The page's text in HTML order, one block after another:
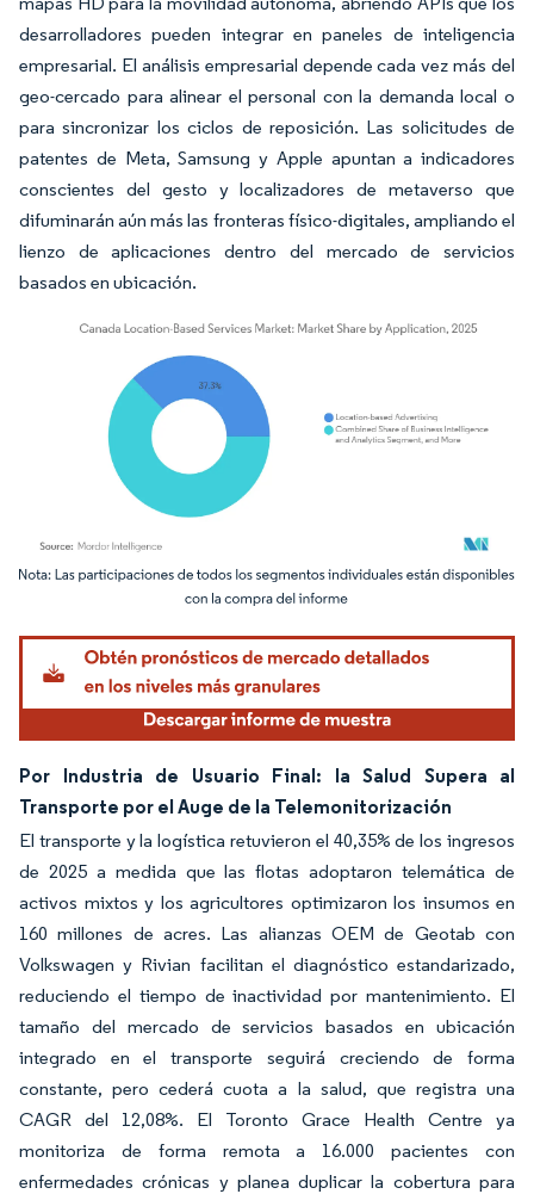
desarrolladores pueden integrar en paneles de inteligencia
empresarial. El análisis empresarial depende cada vez más del
geo-cercado para alinear el personal con la demanda local o
para sincronizar los ciclos de reposición. Las solicitudes de
patentes de Meta, Samsung y Apple apuntan a indicadores
conscientes del gesto y localizadores de metaverso que
difuminarán aún más las fronteras físico-digitales, ampliando el
lienzo de aplicaciones dentro del mercado de servicios
basados en ubicación.
Imagen © Mordor Intelligence. El uso requiere atribución según CC BY 4.0.
Por Industria de Usuario Final: la Salud Supera al
Transporte por el Auge de la Telemonitorización
El transporte y la logística retuvieron el 40,35% de los ingresos
de 2025 a medida que las flotas adoptaron telemática de
activos mixtos y los agricultores optimizaron los insumos en
160 millones de acres. Las alianzas OEM de Geotab con
Volkswagen y Rivian facilitan el diagnóstico estandarizado,
reduciendo el tiempo de inactividad por mantenimiento. El
tamaño del mercado de servicios basados en ubicación
integrado en el transporte seguirá creciendo de forma
constante, pero cederá cuota a la salud, que registra una
CAGR del 12,08%. El Toronto Grace Health Centre ya
monitoriza de forma remota a 16.000 pacientes con
enfermedades crónicas y planea duplicar la cobertura para